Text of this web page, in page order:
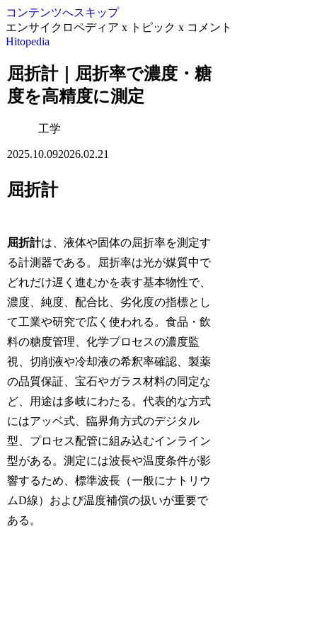
コンテンツへスキップ
エンサイクロペディア x トピック x コメント
Hitopedia
屈折計｜屈折率で濃度・糖
度を高精度に測定
工学
2025.10.092026.02.21
屈折計
屈折計は、液体や固体の屈折率を測定す
る計測器である。屈折率は光が媒質中で
どれだけ遅く進むかを表す基本物性で、
濃度、純度、配合比、劣化度の指標とし
て工業や研究で広く使われる。食品・飲
料の糖度管理、化学プロセスの濃度監
視、切削液や冷却液の希釈率確認、製薬
の品質保証、宝石やガラス材料の同定な
ど、用途は多岐にわたる。代表的な方式
にはアッベ式、臨界角方式のデジタル
型、プロセス配管に組み込むインライン
型がある。測定には波長や温度条件が影
響するため、標準波長（一般にナトリウ
ムD線）および温度補償の扱いが重要で
ある。